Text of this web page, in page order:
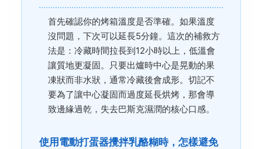
首先確認你的烤箱溫度是否準確。如果溫度
沒問題，下次可以延長5分鐘。這次的補救方
法是：冷藏時間拉長到12小時以上，低溫會
讓質地更凝固。只要出爐時中心是晃動的果
凍狀而非水狀，通常冷藏後會成形。切記不
要為了讓中心凝固而過度延長烘烤，那會導
致邊緣過乾，失去巴斯克濕潤的核心口感。
使用電動打蛋器攪拌乳酪糊時，怎樣避免